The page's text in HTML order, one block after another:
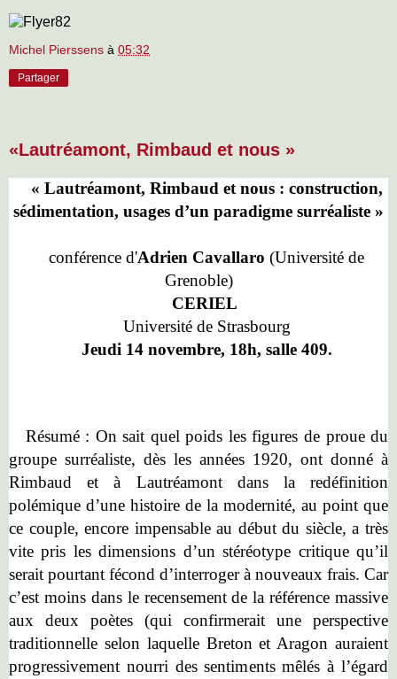
Michel Pierssens à 05:32
Partager
«Lautréamont, Rimbaud et nous »
« Lautréamont, Rimbaud et nous : construction,
sédimentation, usages d’un paradigme surréaliste »
conférence d'Adrien Cavallaro (Université de
Grenoble)
CERIEL
Université de Strasbourg
Jeudi 14 novembre, 18h, salle 409.
Résumé : On sait quel poids les figures de proue du
groupe surréaliste, dès les années 1920, ont donné à
Rimbaud et à Lautréamont dans la redéfinition
polémique d’une histoire de la modernité, au point que
ce couple, encore impensable au début du siècle, a très
vite pris les dimensions d’un stéréotype critique qu’il
serait pourtant fécond d’interroger à nouveaux frais. Car
c’est moins dans le recensement de la référence massive
aux deux poètes (qui confirmerait une perspective
traditionnelle selon laquelle Breton et Aragon auraient
progressivement nourri des sentiments mêlés à l’égard